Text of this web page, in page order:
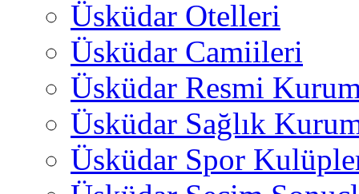
Üsküdar Otelleri
Üsküdar Camiileri
Üsküdar Resmi
Üsküdar Sağlık
Üsküdar Spor